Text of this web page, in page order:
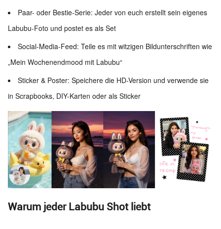
Paar- oder Bestie-Serie: Jeder von euch erstellt sein eigenes
Labubu-Foto und postet es als Set
Social-Media-Feed: Teile es mit witzigen Bildunterschriften wie
„Mein Wochenendmood mit Labubu“
Sticker & Poster: Speichere die HD-Version und verwende sie
in Scrapbooks, DIY-Karten oder als Sticker
Warum jeder Labubu Shot liebt